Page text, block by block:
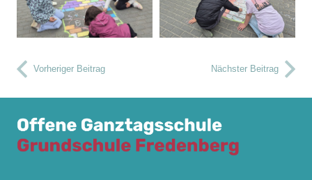
Vorheriger Beitrag Nächster Beitrag